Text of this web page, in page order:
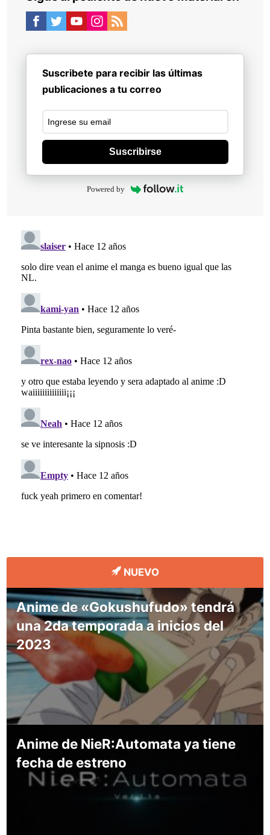
Suscribete para recibir las últimas
publicaciones a tu correo
Suscribirse
Powered by
NUEVO
Anime de «Gokushufudo» tendrá
una 2da temporada a inicios del
2023
Anime de NieR:Automata ya tiene
fecha de estreno